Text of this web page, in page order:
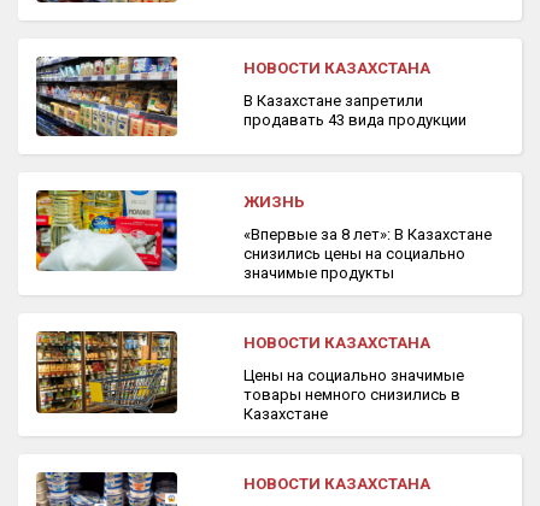
НОВОСТИ КАЗАХСТАНА
В Казахстане запретили
продавать 43 вида продукции
ЖИЗНЬ
«Впервые за 8 лет»: В Казахстане
снизились цены на социально
значимые продукты
НОВОСТИ КАЗАХСТАНА
Цены на социально значимые
товары немного снизились в
Казахстане
НОВОСТИ КАЗАХСТАНА